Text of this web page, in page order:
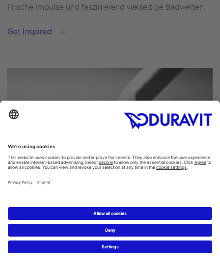
Frische Impulse und faszinierend vielseitige Badwelten.
Get Inspired
Mit dem Duravit-Badplaner können Sie Ihre ersten Ideen
zum Traumbad selbst online umsetzen.